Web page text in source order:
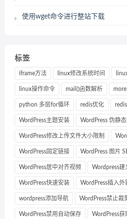
使用wget命令进行整站下载
标签
iframe方法 linux修改系统时间
linux操作命令 mail()函数解析
python 多层for循环 redis优化
WordPress主题安装 WordPress 伪静态
WordPress修改上传文件大小限制
WordPress固定链接 WordPress 图片
WordPress居中对齐视频 Wordpress建
WordPress快速安装 WordPress插入外
wordpress添加导航 WordPress禁止裁
WordPress禁用自动保存 WordPress获